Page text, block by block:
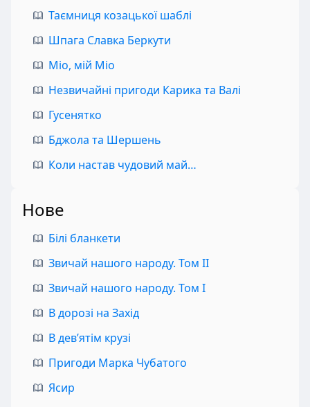
Таємниця козацької шаблі
Шпага Славка Беркути
Міо, мій Міо
Незвичайні пригоди Карика та Валі
Гусенятко
Бджола та Шершень
Коли настав чудовий май…
Нове
Білі бланкети
Звичай нашого народу. Том II
Звичай нашого народу. Том I
В дорозі на Захід
В дев’ятім крузі
Пригоди Марка Чубатого
Ясир